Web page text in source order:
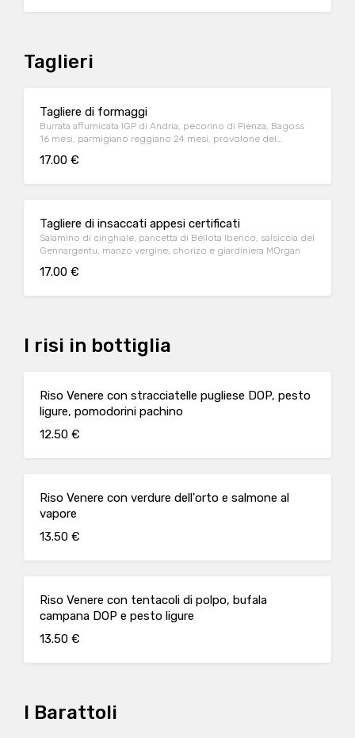
Taglieri
Tagliere di formaggi
Burrata affumicata IGP di Andria, pecorino di Pienza, Bagoss
16 mesi, parmigiano reggiano 24 mesi, provolone del
17.00 €
Tagliere di insaccati appesi certificati
Salamino di cinghiale, pancetta di Bellota Iberico, salsiccia del
Gennargentu, manzo vergine, chorizo e giardiniera MOrgan
17.00 €
I risi in bottiglia
Riso Venere con stracciatelle pugliese DOP, pesto
ligure, pomodorini pachino
12.50 €
Riso Venere con verdure dell'orto e salmone al
vapore
13.50 €
Riso Venere con tentacoli di polpo, bufala
campana DOP e pesto ligure
13.50 €
I Barattoli